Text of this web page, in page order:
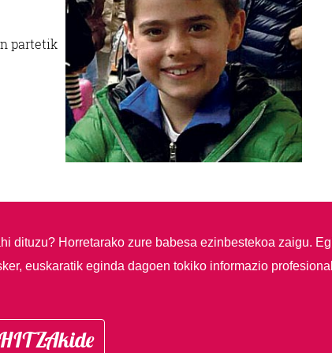
partetik
dituzu? Horretarako zure babesa ezinbestekoa zaigu.
euskaratik eginda dagoen tokiko informazio